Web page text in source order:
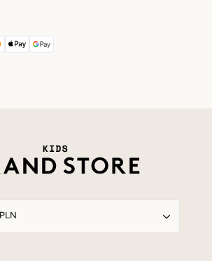
PLN